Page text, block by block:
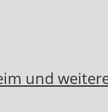
und